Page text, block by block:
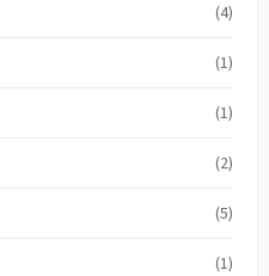
(4)
(1)
(1)
(2)
(5)
(1)